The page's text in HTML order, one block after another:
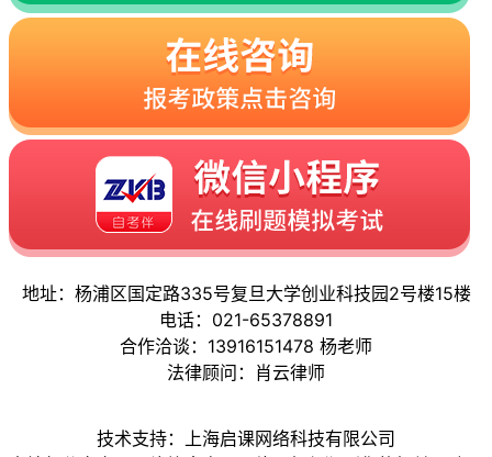
地址：杨浦区国定路335号复旦大学创业科技园2号楼15楼
电话：021-65378891
合作洽谈：13916151478 杨老师
法律顾问：肖云律师
技术支持：上海启课网络科技有限公司